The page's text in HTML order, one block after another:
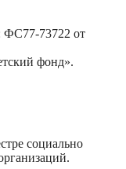
ФС77-73722 от
фонд».
социально